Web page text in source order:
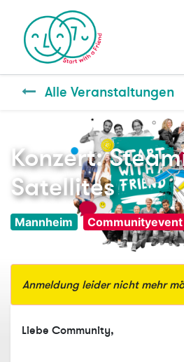
Alle Veranstaltungen
Konzert:
Satellites
Mannheim Communityevent
Anmeldung leider nicht mehr
Liebe Community,